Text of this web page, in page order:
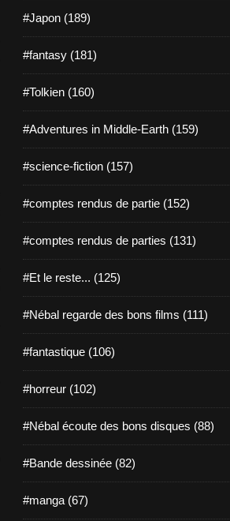
#Japon (189)
#fantasy (181)
#Tolkien (160)
#Adventures in Middle-Earth (159)
#science-fiction (157)
#comptes rendus de partie (152)
#comptes rendus de parties (131)
#Et le reste... (125)
#Nébal regarde des bons films (111)
#fantastique (106)
#horreur (102)
#Nébal écoute des bons disques (88)
#Bande dessinée (82)
#manga (67)